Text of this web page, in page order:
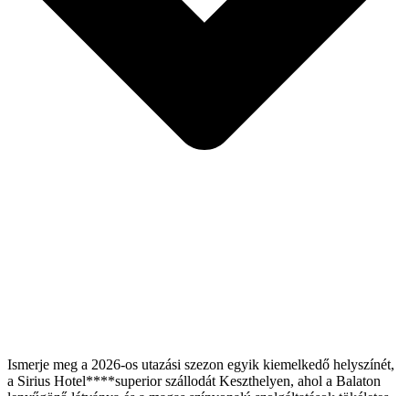
Ismerje meg a 2026-os utazási szezon egyik kiemelkedő helyszínét,
a Sirius Hotel****superior szállodát Keszthelyen, ahol a Balaton